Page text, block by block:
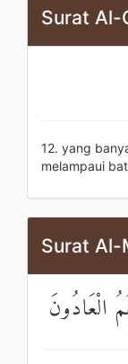
Surat Al-
12. yang
melampaui
Surat Al-
الْعَادُونَ